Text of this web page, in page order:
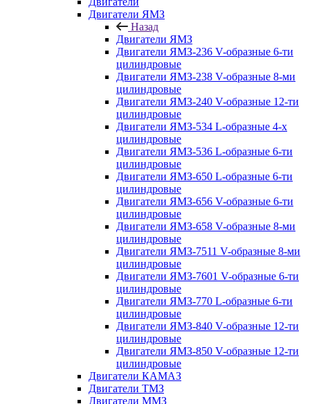
Двигатели ЯМЗ
Назад
Двигатели ЯМЗ
Двигатели ЯМЗ-236 V-образные 6-ти
цилиндровые
Двигатели ЯМЗ-238 V-образные 8-ми
цилиндровые
Двигатели ЯМЗ-240 V-образные 12-ти
цилиндровые
Двигатели ЯМЗ-534 L-образные 4-х
цилиндровые
Двигатели ЯМЗ-536 L-образные 6-ти
цилиндровые
Двигатели ЯМЗ-650 L-образные 6-ти
цилиндровые
Двигатели ЯМЗ-656 V-образные 6-ти
цилиндровые
Двигатели ЯМЗ-658 V-образные 8-ми
цилиндровые
Двигатели ЯМЗ-7511 V-образные 8-ми
цилиндровые
Двигатели ЯМЗ-7601 V-образные 6-ти
цилиндровые
Двигатели ЯМЗ-770 L-образные 6-ти
цилиндровые
Двигатели ЯМЗ-840 V-образные 12-ти
цилиндровые
Двигатели ЯМЗ-850 V-образные 12-ти
цилиндровые
Двигатели КАМАЗ
Двигатели ТМЗ
Двигатели ММЗ